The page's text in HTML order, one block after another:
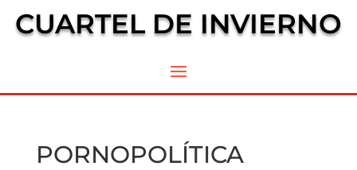
CUARTEL DE INVIERNO
PORNOPOLÍTICA